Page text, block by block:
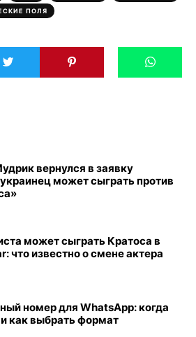
ПОЛЯ
вернулся в заявку
может сыграть против
может сыграть Кратоса в
что известно о смене актера
номер для WhatsApp: когда
как выбрать формат